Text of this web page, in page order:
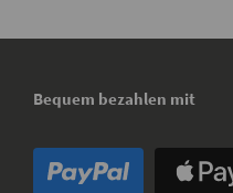
Bequem bezahlen mit